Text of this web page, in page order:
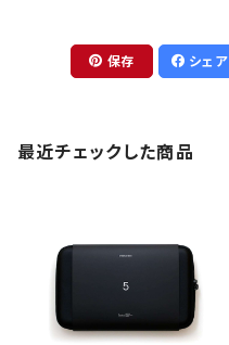
保存 シェア
最近チェックした商品